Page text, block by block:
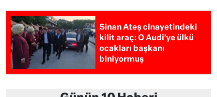
Sinan Ateş cinayetindeki
kilit araç: O Audi’ye ülkü
ocakları başkanı
biniyormuş